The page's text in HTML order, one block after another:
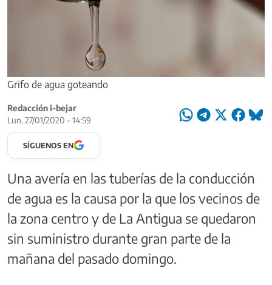
Grifo de agua goteando
Redacción i-bejar
Lun, 27/01/2020 - 14:59
SÍGUENOS EN
Una avería en las tuberías de la conducción
de agua es la causa por la que los vecinos de
la zona centro y de La Antigua se quedaron
sin suministro durante gran parte de la
mañana del pasado domingo.